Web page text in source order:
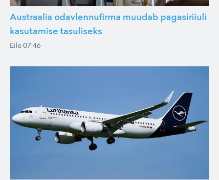
Austraalia odavlennufirma muudab pagasiriiuli
kasutamise tasuliseks
Eile 07:46